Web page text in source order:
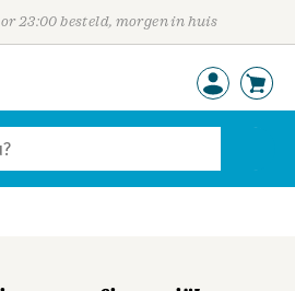
23:00 besteld, morgen in huis